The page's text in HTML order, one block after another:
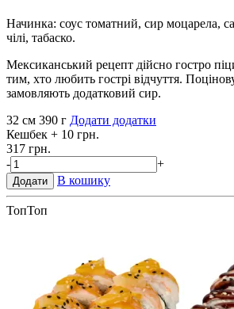
Начинка: соус томатний, сир моцарела,
чілі, табаско.
Мексиканський рецепт дійсно гостро
тим, хто любить гострі відчуття.
замовляють додатковий сир.
32 см 390 г Додати додатки
Кешбек + 10 грн.
317 грн.
-
+
Додати В кошику
ТопТоп